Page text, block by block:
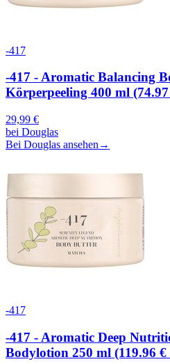
-417
-417 - Aromatic Balancing
Körperpeeling 400 ml
29,99 €
bei Douglas
Bei Douglas ansehen →
-417
-417 - Aromatic Deep
Bodylotion 250 ml (119.96 €